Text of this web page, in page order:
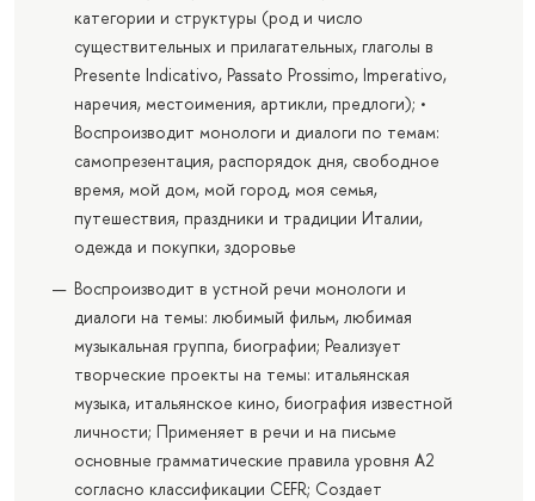
категории и структуры (род и число
существительных и прилагательных, глаголы в
Presente Indicativo, Passato Prossimo, Imperativo,
наречия, местоимения, артикли, предлоги); •
Воспроизводит монологи и диалоги по темам:
самопрезентация, распорядок дня, свободное
время, мой дом, мой город, моя семья,
путешествия, праздники и традиции Италии,
одежда и покупки, здоровье
Воспроизводит в устной речи монологи и
диалоги на темы: любимый фильм, любимая
музыкальная группа, биографии; Реализует
творческие проекты на темы: итальянская
музыка, итальянское кино, биография известной
личности; Применяет в речи и на письме
основные грамматические правила уровня A2
согласно классификации CEFR; Создает